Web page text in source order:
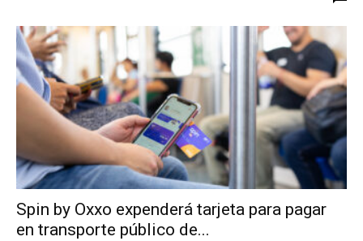
Spin by Oxxo expenderá tarjeta para pagar
en transporte público de...